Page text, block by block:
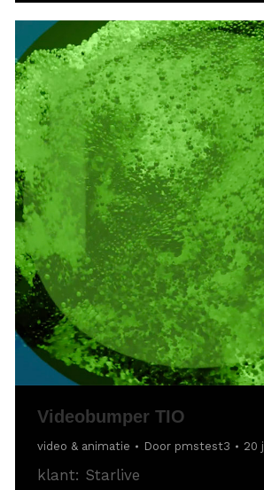
Videobumper TIO
video & animatie Door pmstest3 20
klant: Starlive